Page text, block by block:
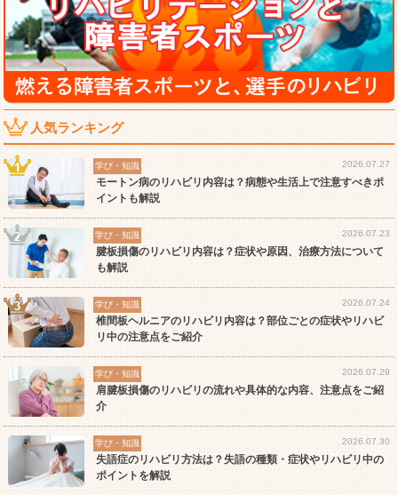
人気ランキング
学び・知識 2026.07.27
モートン病のリハビリ内容は？病態や生活上で注意すべきポ
イントも解説
学び・知識 2026.07.23
腱板損傷のリハビリ内容は？症状や原因、治療方法について
も解説
学び・知識 2026.07.24
椎間板ヘルニアのリハビリ内容は？部位ごとの症状やリハビ
リ中の注意点をご紹介
学び・知識 2026.07.29
肩腱板損傷のリハビリの流れや具体的な内容、注意点をご紹
介
学び・知識 2026.07.30
失語症のリハビリ方法は？失語の種類・症状やリハビリ中の
ポイントを解説